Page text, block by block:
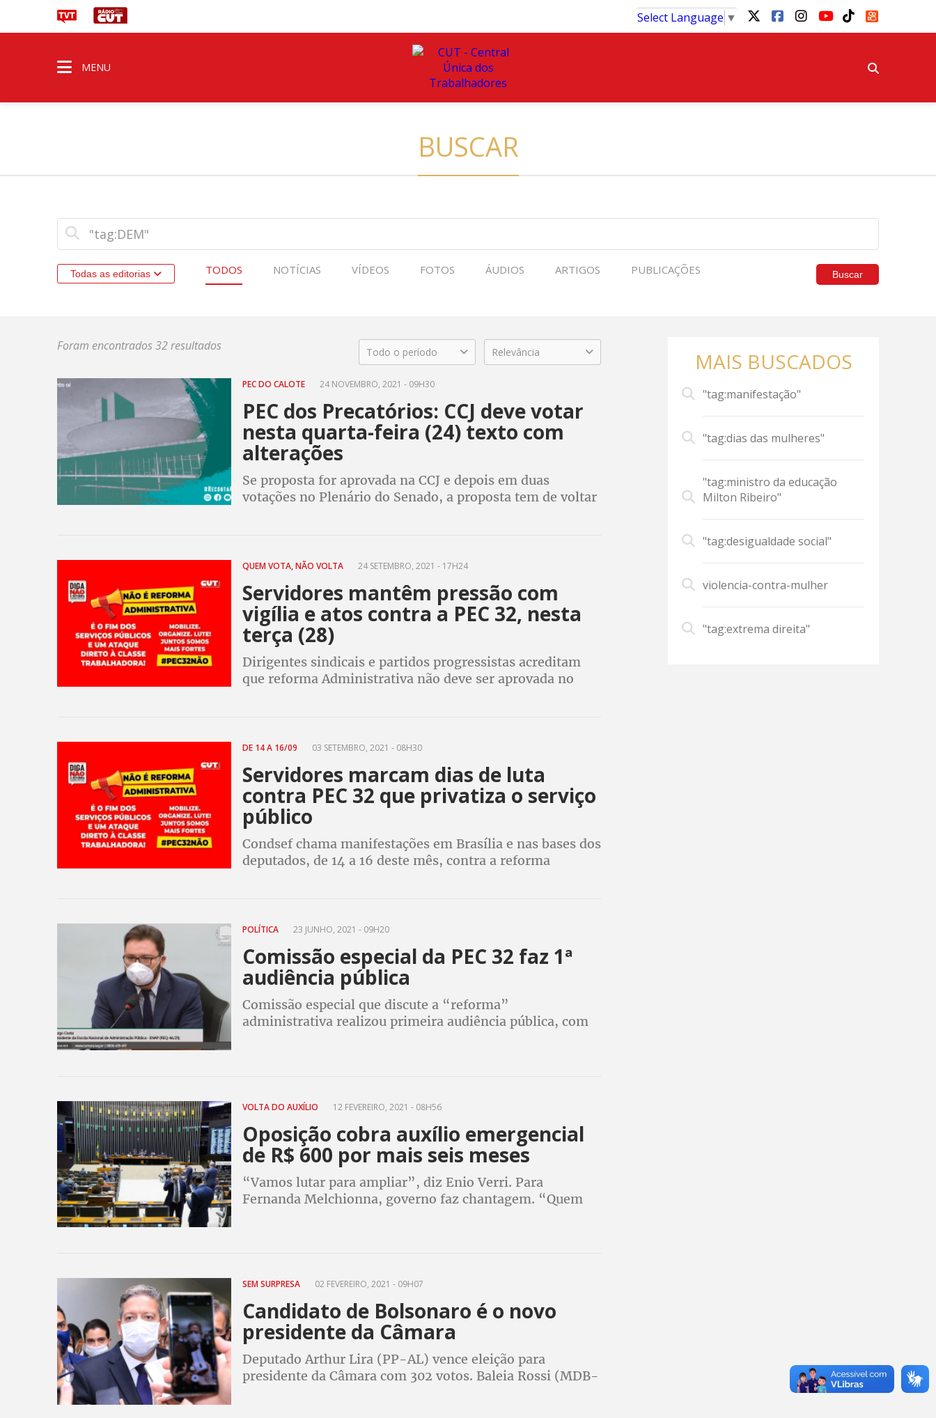
Select Language ▼
MENU
BUSCAR
Todas as editorias TODOS NOTÍCIAS VÍDEOS FOTOS ÁUDIOS ARTIGOS PUBLICAÇÕES Buscar
Foram encontrados 32 resultados Todo o período Relevância
PEC DO CALOTE 24 NOVEMBRO, 2021 - 09H30
PEC dos Precatórios: CCJ deve votar
nesta quarta-feira (24) texto com
alterações
Se proposta for aprovada na CCJ e depois em duas
votações no Plenário do Senado, a proposta tem de voltar
QUEM VOTA, NÃO VOLTA 24 SETEMBRO, 2021 - 17H24
Servidores mantêm pressão com
vigília e atos contra a PEC 32, nesta
terça (28)
Dirigentes sindicais e partidos progressistas acreditam
que reforma Administrativa não deve ser aprovada no
DE 14 A 16/09 03 SETEMBRO, 2021 - 08H30
Servidores marcam dias de luta
contra PEC 32 que privatiza o serviço
público
Condsef chama manifestações em Brasília e nas bases dos
deputados, de 14 a 16 deste mês, contra a reforma
POLÍTICA 23 JUNHO, 2021 - 09H20
Comissão especial da PEC 32 faz 1ª
audiência pública
Comissão especial que discute a “reforma”
administrativa realizou primeira audiência pública, com
VOLTA DO AUXÍLIO 12 FEVEREIRO, 2021 - 08H56
Oposição cobra auxílio emergencial
de R$ 600 por mais seis meses
“Vamos lutar para ampliar”, diz Enio Verri. Para
Fernanda Melchionna, governo faz chantagem. “Quem
SEM SURPRESA 02 FEVEREIRO, 2021 - 09H07
Candidato de Bolsonaro é o novo
presidente da Câmara
Deputado Arthur Lira (PP-AL) vence eleição para
presidente da Câmara com 302 votos. Baleia Rossi (MDB-
MAIS BUSCADOS
"tag:manifestação"
"tag:dias das mulheres"
"tag:ministro da educação
Milton Ribeiro"
"tag:desigualdade social"
violencia-contra-mulher
"tag:extrema direita"